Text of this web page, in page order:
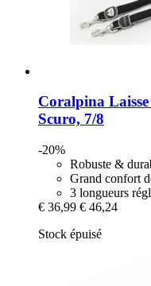
Coralpina
Scuro, 7/8
-20%
Robuste &
Grand confort
3 longueurs
€ 36,99 € 46,24
Stock épuisé